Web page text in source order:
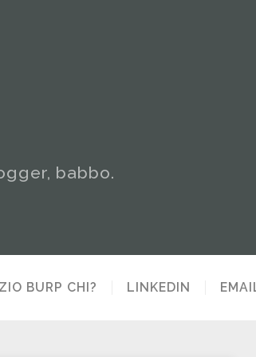
babbo.
ZIO BURP CHI? LINKEDIN